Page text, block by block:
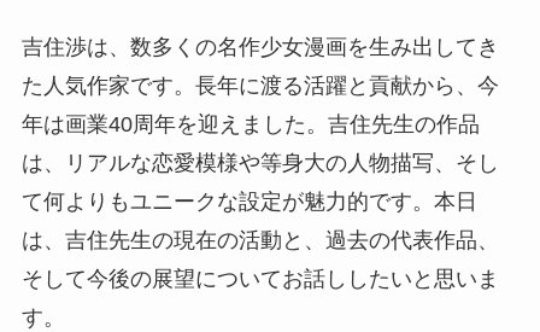
吉住渉は、数多くの名作少女漫画を生み出してき
た人気作家です。長年に渡る活躍と貢献から、今
年は画業40周年を迎えました。吉住先生の作品
は、リアルな恋愛模様や等身大の人物描写、そし
て何よりもユニークな設定が魅力的です。本日
は、吉住先生の現在の活動と、過去の代表作品、
そして今後の展望についてお話ししたいと思いま
す。